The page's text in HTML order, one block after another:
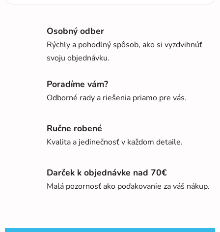
Osobný odber
Rýchly a pohodlný spôsob, ako si vyzdvihnúť
svoju objednávku.
Poradíme vám?
Odborné rady a riešenia priamo pre vás.
Ručne robené
Kvalita a jedinečnosť v každom detaile.
Darček k objednávke nad 70€
Malá pozornosť ako poďakovanie za váš nákup.